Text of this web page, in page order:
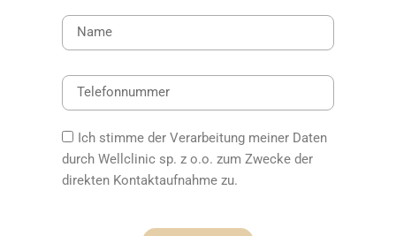
Ich stimme der Verarbeitung meiner Daten
durch Wellclinic sp. z o.o. zum Zwecke der
direkten Kontaktaufnahme zu.